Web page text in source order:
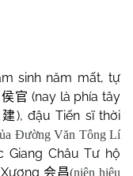
sinh năm mất, tự
侯官 (nay là phía tây
), đậu Tiến sĩ thời
Đường Văn Tông Lí
Giang Châu Tư hộ
会昌(niên hiệu